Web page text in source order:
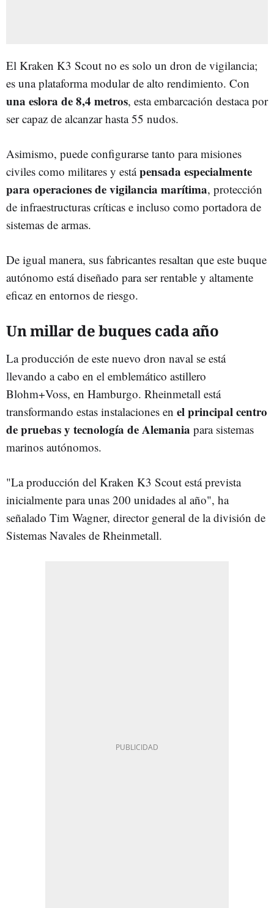
El Kraken K3 Scout no es solo un dron de vigilancia;
es una plataforma modular de alto rendimiento. Con
una eslora de 8,4 metros, esta embarcación destaca por
ser capaz de alcanzar hasta 55 nudos.
Asimismo, puede configurarse tanto para misiones
civiles como militares y estápensada especialmente
para operaciones de vigilancia marítima, protección
de infraestructuras críticas e incluso como portadora de
sistemas de armas.
De igual manera, sus fabricantes resaltan que este buque
autónomo está diseñado para ser rentable y altamente
eficaz en entornos de riesgo.
Un millar de buques cada año
La producción de este nuevo dron naval se está
llevando a cabo en el emblemático astillero
Blohm+Voss, en Hamburgo. Rheinmetall está
transformando estas instalaciones en el principal centro
de pruebas y tecnología de Alemania para sistemas
marinos autónomos.
"La producción del Kraken K3 Scout está prevista
inicialmente para unas 200 unidades al año", ha
señalado Tim Wagner, director general de la división de
Sistemas Navales de Rheinmetall.